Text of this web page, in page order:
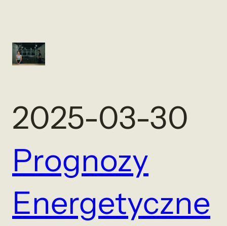
2025-03-30
Prognozy
Energetyczne